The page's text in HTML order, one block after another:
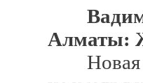
Алматы:
Новая